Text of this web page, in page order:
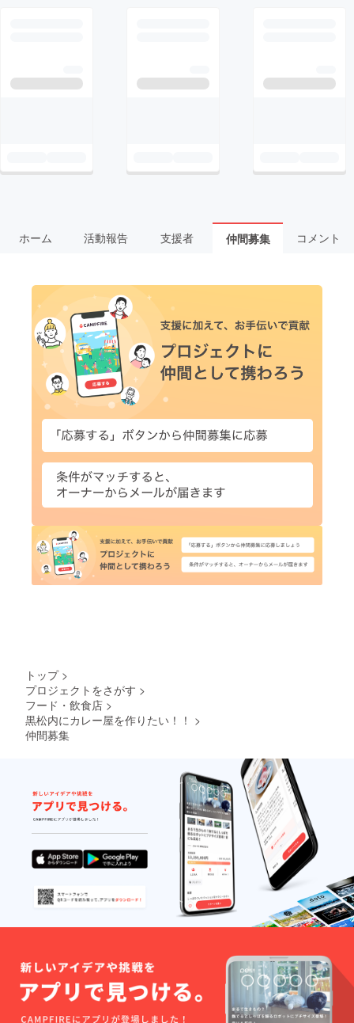
ホーム 活動報告 支援者 仲間募集 コメント
トップ >
プロジェクトをさがす >
フード・飲食店 >
黒松内にカレー屋を作りたい！！ >
仲間募集